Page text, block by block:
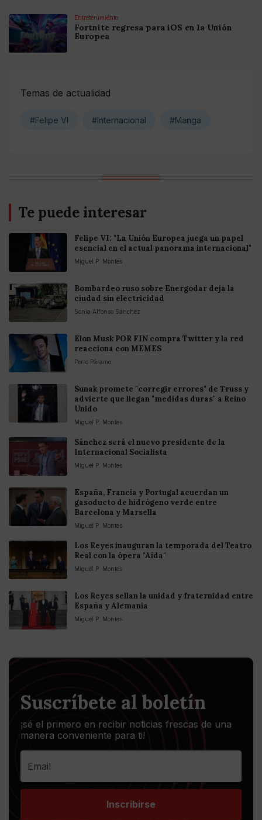
Entretenimiento
Fortnite regresa para iOS en la Unión
Europea
Temas de actualidad
#Felipe VI #Internacional #Manga
Te puede interesar
Felipe VI: "La Unión Europea juega un papel
esencial en el actual panorama internacional"
Miguel P. Montes
Bombardeo ruso sobre Energodar deja la
ciudad sin electricidad
Sonia Alfonso Sánchez
Elon Musk POR FIN compra Twitter y la red
reacciona con MEMES
Perro Páramo
Sunak promete "corregir errores" de Truss y
advierte que llegan "medidas duras" a Reino
Unido
Miguel P. Montes
Sánchez será el nuevo presidente de la
Internacional Socialista
Miguel P. Montes
España, Francia y Portugal acuerdan un
gasoducto de hidrógeno verde entre
Barcelona y Marsella
Miguel P. Montes
Los Reyes inauguran la temporada del Teatro
Real con la ópera "Aída"
Miguel P. Montes
Los Reyes sellan la unidad y fraternidad entre
España y Alemania
Miguel P. Montes
Suscríbete al boletín
¡sé el primero en recibir noticias frescas de una
manera conveniente para ti!
Inscribirse